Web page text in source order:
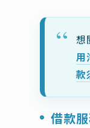
想
用
款
借款